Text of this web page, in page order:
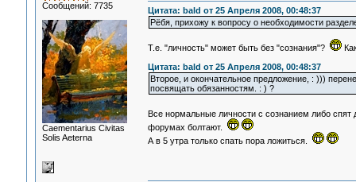
Сообщений: 7735
Сaementarius Civitas
Solis Aeterna
Цитата: bald от 25 Апреля 2008, 00:48:37
Рёбя, прихожу к вопросу о необходимости
Т.е. "личность" может быть без "сознания"?
Цитата: bald от 25 Апреля 2008, 00:48:37
Второе, и окончательное предложение, : )))
посвящать обязанностям. : ) ?
Все нормальные личности с сознанием либо
форумах болтают.
А в 5 утра только спать пора ложиться.